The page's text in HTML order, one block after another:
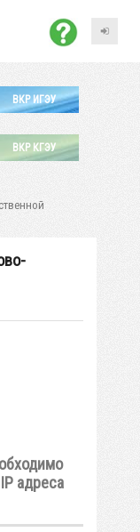
ВКР ИГЭУ
ВКР КГЭУ
адреса